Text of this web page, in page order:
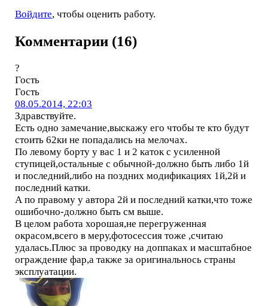
Войдите, чтобы оценить работу.
Комментарии (16)
?
Гость
Гость
08.05.2014, 22:03
Здравствуйте.
Есть одно замечание,выскажу его чтобы те кто будут
стоить 62ки не попадались на мелочах.
По левому борту у вас 1 и 2 каток с усиленной
ступицей,остальные с обычной-должно быть либо 1й
и последний,либо на поздних модификациях 1й,2й и
последний катки.
А по правому у автора 2й и последний катки,что тоже
ошибочно-должно быть см выше.
В целом работа хорошая,не перегруженная
окрасом,всего в меру,фотосессия тоже ,считаю
удалась.Плюс за проводку на доппаках и масштабное
ограждение фар,а также за оригинальнось страны
эксплуатации.